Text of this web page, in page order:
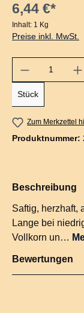
6,44 €*
Inhalt: 1 Kg
Preise inkl. MwSt.
Stück
Zum Merkzettel
Produktnummer:
Beschreibung
Saftig, herzhaft,
Lange bei
Vollkorn un…
Bewertungen